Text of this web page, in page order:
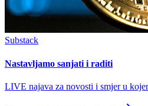
Substack
Nastavljamo sanjati i raditi
LIVE najava za novosti i smjer u